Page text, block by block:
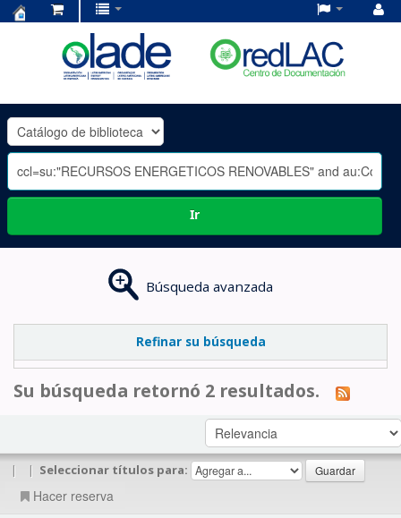
OLADE
-
Ir
Búsqueda avanzada
Refinar su búsqueda
Su búsqueda retornó 2 resultados.
| | Seleccionar títulos para:
Hacer reserva